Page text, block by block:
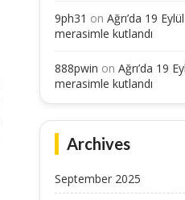
9ph31 on Ağrı’da 19
merasimle kutlandı
888pwin on Ağrı’da 19
merasimle kutlandı
Archives
September 2025